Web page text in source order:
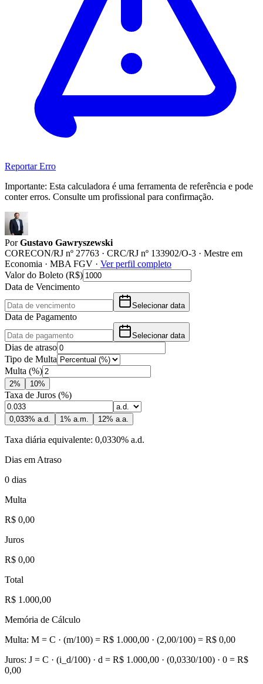
Reportar Erro
Importante: Esta calculadora é uma ferramenta de referência e pode
conter erros. Consulte um profissional para confirmação.
PorGustavo Gawryszewski
CORECON/RJ nº 27763 · CRC/RJ nº 133902/O-3 · Mestre em
Economia · MBA FGV · Ver perfil completo
Valor do Boleto (R$)
Data de Vencimento
Selecionar data
Data de Pagamento
Selecionar data
Dias de atraso
Tipo de Multa
Multa (%)
2% 10%
Taxa de Juros (%)
0,033% a.d. 1% a.m. 12% a.a.
Taxa diária equivalente: 0,0330% a.d.
Dias em Atraso
0 dias
Multa
R$ 0,00
Juros
R$ 0,00
Total
R$ 1.000,00
Memória de Cálculo
Multa: M = C · (m/100) = R$ 1.000,00 · (2,00/100) = R$ 0,00
Juros: J = C · (i_d/100) · d = R$ 1.000,00 · (0,0330/100) · 0 = R$
0,00